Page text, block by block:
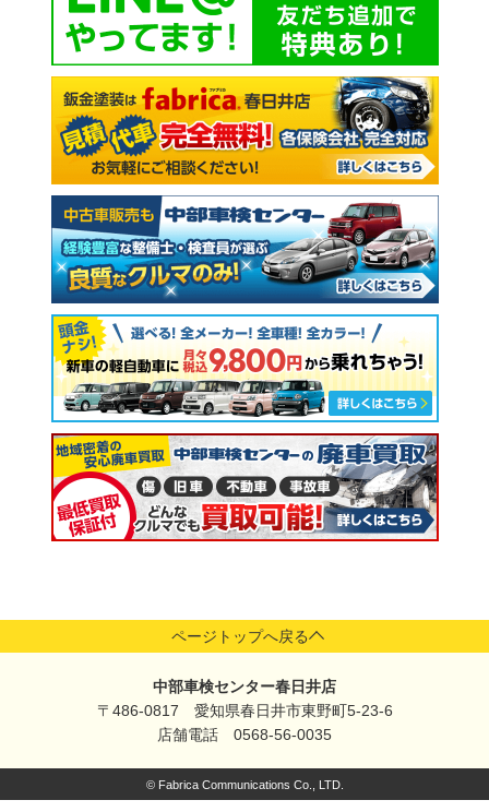
ページトップへ戻る
中部車検センター春日井店
〒486-0817 愛知県春日井市東野町5-23-6
店舗電話 0568-56-0035
© Fabrica Communications Co., LTD.